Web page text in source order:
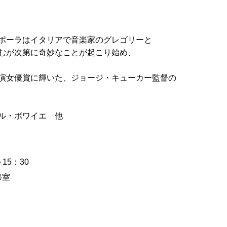
ラはイタリアで音楽家のグレゴリーと
次第に奇妙なことが起こり始め、
優賞に輝いた、ジョージ・キューカー監督の
・ボワイエ 他
：30